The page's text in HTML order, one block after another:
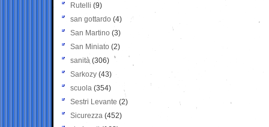
Rutelli (9)
san gottardo (4)
San Martino (3)
San Miniato (2)
sanità (306)
Sarkozy (43)
scuola (354)
Sestri Levante (2)
Sicurezza (452)